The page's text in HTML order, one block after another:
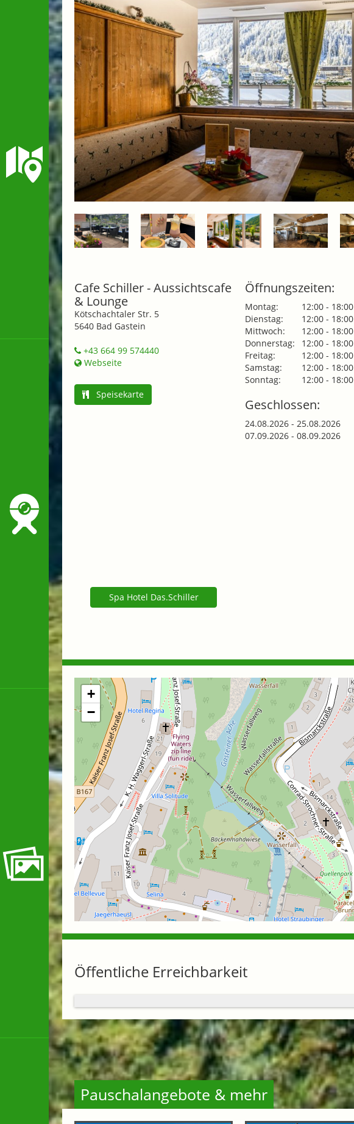
Cafe Schiller - Aussichtscafe
& Lounge
Kötschachtaler Str. 5
5640 Bad Gastein
+43 664 99 574440
Webseite
Speisekarte
Öffnungszeiten:
Montag:
12:00 - 18:00
Dienstag:
12:00 - 18:00
Mittwoch:
12:00 - 18:00
Donnerstag:
12:00 - 18:00
Freitag:
12:00 - 18:00
Samstag:
12:00 - 18:00
Sonntag:
12:00 - 18:00
Geschlossen:
24.08.2026 - 25.08.2026
07.09.2026 - 08.09.2026
Spa Hotel Das.Schiller
+
−
Öffentliche Erreichbarkeit
Pauschalangebote & mehr